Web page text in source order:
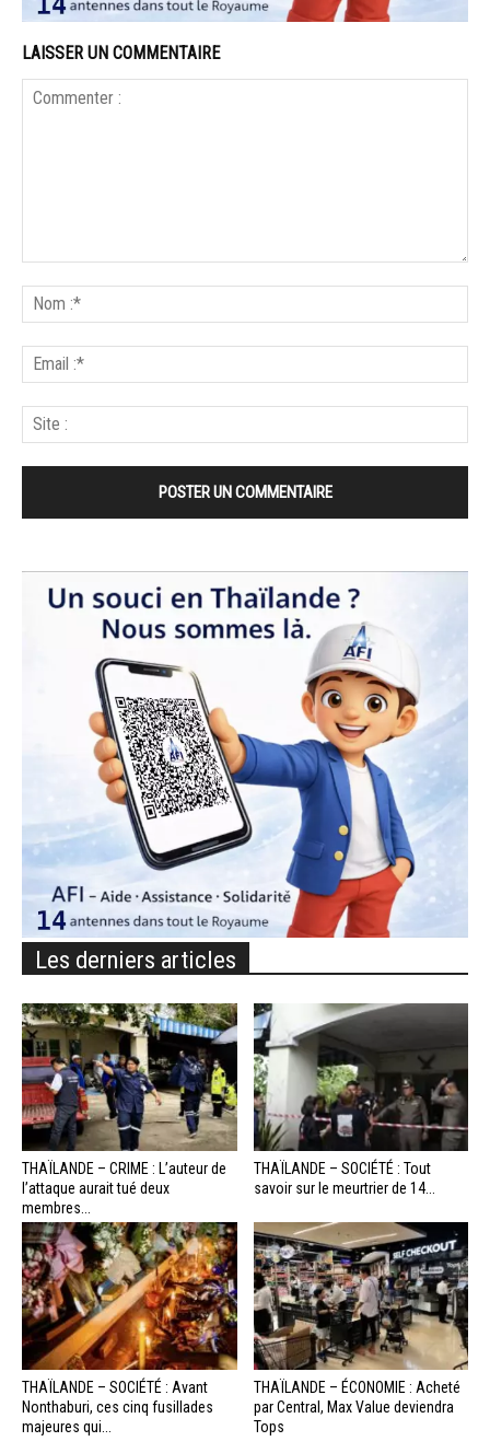
LAISSER UN COMMENTAIRE
Les derniers articles
THAÏLANDE – CRIME : L’auteur de
l’attaque aurait tué deux
membres...
THAÏLANDE – SOCIÉTÉ : Tout
savoir sur le meurtrier de 14...
THAÏLANDE – SOCIÉTÉ : Avant
Nonthaburi, ces cinq fusillades
majeures qui...
THAÏLANDE – ÉCONOMIE : Acheté
par Central, Max Value deviendra
Tops